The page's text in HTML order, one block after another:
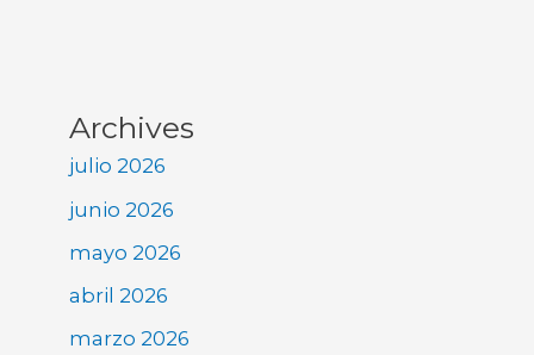
Archives
julio 2026
junio 2026
mayo 2026
abril 2026
marzo 2026